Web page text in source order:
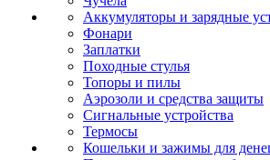
Аккумуляторы и зарядные
Фонари
Заплатки
Походные стулья
Топоры и пилы
Аэрозоли и средства защиты
Сигнальные устройства
Термосы
Кошельки и зажимы для